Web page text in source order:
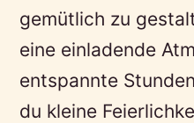
gemütlich zu
eine einladende
entspannte
du kleine